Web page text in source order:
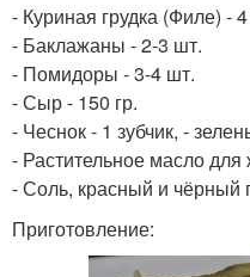
- Куриная грудка (Филе) -
- Баклажаны - 2-3 шт.
- Помидоры - 3-4 шт.
- Сыр - 150 гр.
- Чеснок - 1 зубчик, -
- Растительное масло для
- Соль, красный и чёрный
Приготовление: